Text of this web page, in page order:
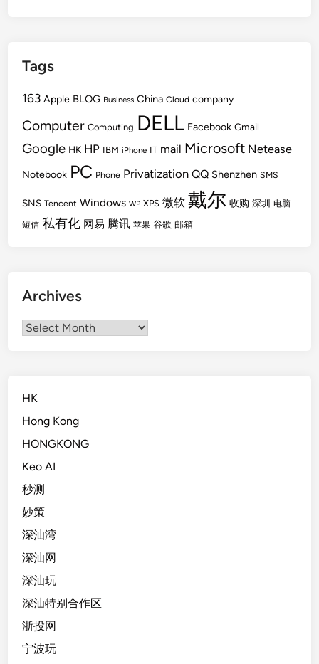
Tags
163 Apple BLOG Business China Cloud company
Computer Computing DELL Facebook Gmail
Google HK HP IBM iPhone IT mail Microsoft Netease
Notebook PC Phone Privatization QQ Shenzhen SMS
SNS Tencent Windows WP XPS 微软 戴尔 收购 深圳 电脑
短信 私有化 网易 腾讯 苹果 谷歌 邮箱
Archives
Archives
HK
Hong Kong
HONGKONG
Keo AI
秒测
妙策
深汕湾
深汕网
深汕玩
深汕特别合作区
浙投网
宁波玩